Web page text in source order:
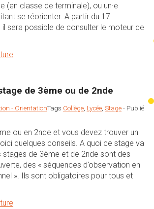
(en classe de terminale), ou un·e
se réorienter. A partir du 17
sera possible de consulter le moteur de
de 3ème ou de 2nde
- OrientationTags Collège Lycée Stage - Publié
ou en 2nde et vous devez trouver un
quelques conseils. A quoi ce stage va
stages de 3ème et de 2nde sont des
des « séquences d’observation en
». Ils sont obligatoires pour tous et